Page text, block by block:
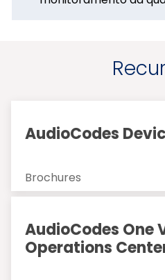
AudioCodes
Brochures
AudioCodes One
Operations